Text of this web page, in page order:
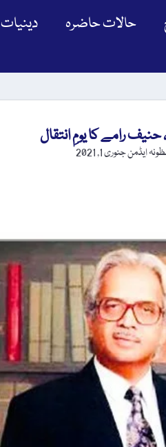
حالات حاضرہ دینیات
ایڈمنجنوری 1, 2021